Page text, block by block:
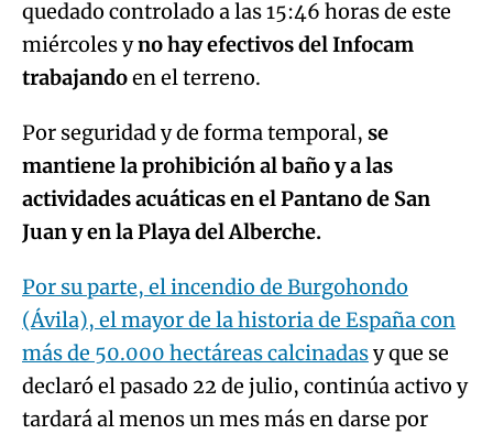
quedado controlado a las 15:46 horas de este
miércoles yno hay efectivos del Infocam
trabajandoen el terreno.
Por seguridad y de forma temporal, se
mantiene la prohibición al baño y a las
actividades acuáticas en el Pantano de San
Juan y en la Playa del Alberche.
Por su parte, el incendio de Burgohondo
(Ávila), el mayor de la historia de España con
más de 50.000 hectáreas calcinadasy que se
declaró el pasado 22 de julio, continúa activo y
tardará al menos un mes más en darse por